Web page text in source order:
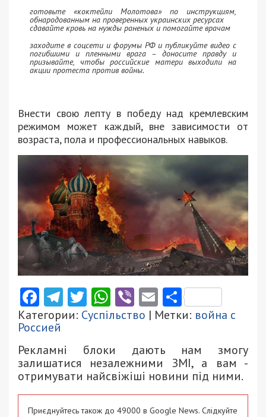
готовьте «коктейли Молотова» по инструкциям,
обнародованным на проверенных украинских ресурсах
сдавайте кровь на нужды раненых и помогайте врачам
заходите в соцсети и форумы РФ и публикуйте видео с
погибшими и пленными врага – доносите правду и
призывайте, чтобы российские матери выходили на
акции протеста против войны.
Внести свою лепту в победу над кремлевским
режимом может каждый, вне зависимости от
возраста, пола и профессиональных навыков.
Facebook
Telegram
Twitter
WhatsApp
ViberEmail
Категории: Суспільство | Метки: война с
Россией
Рекламні блоки дають нам змогу
залишатися незалежними ЗМІ, а вам -
отримувати найсвіжіші новини під ними.
Приєднуйтесь також до 49000 в Google News. Слідкуйте